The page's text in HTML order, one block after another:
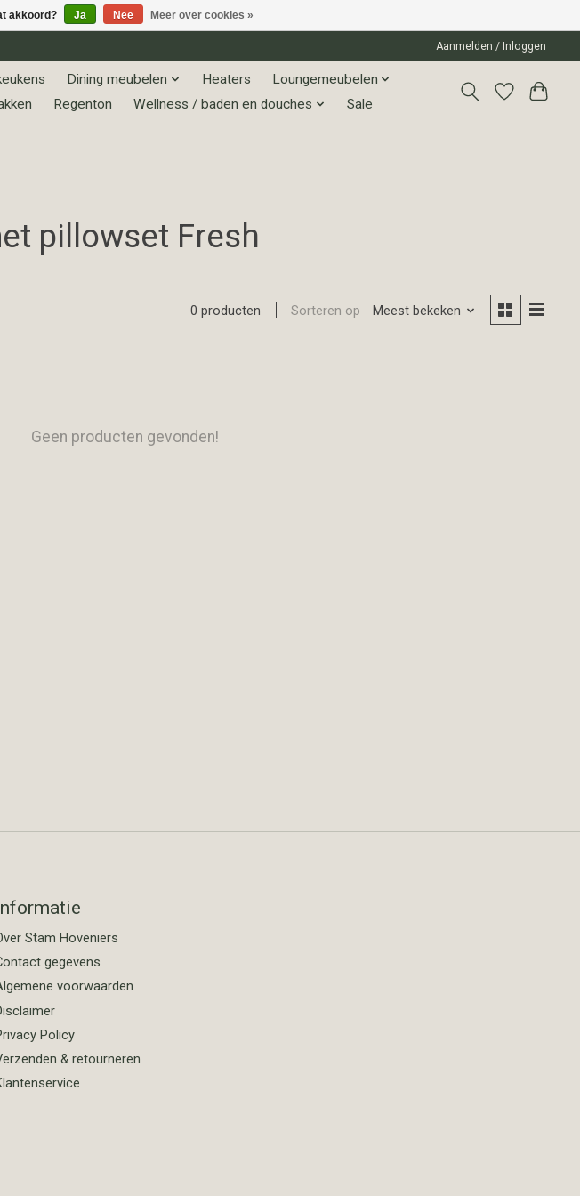
Aanmelden / Inloggen
Dining meubelen Heaters
Loungemeubelen
Regenton Wellness / baden en douches Sale
pillowset Fresh
0 producten Sorteren op Meest bekeken
Geen producten gevonden!
Stam Hoveniers
gegevens
voorwaarden
Policy
& retourneren
akkoord? Ja Nee Meer over cookies »